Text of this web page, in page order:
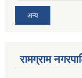
अन्य
रामग्राम